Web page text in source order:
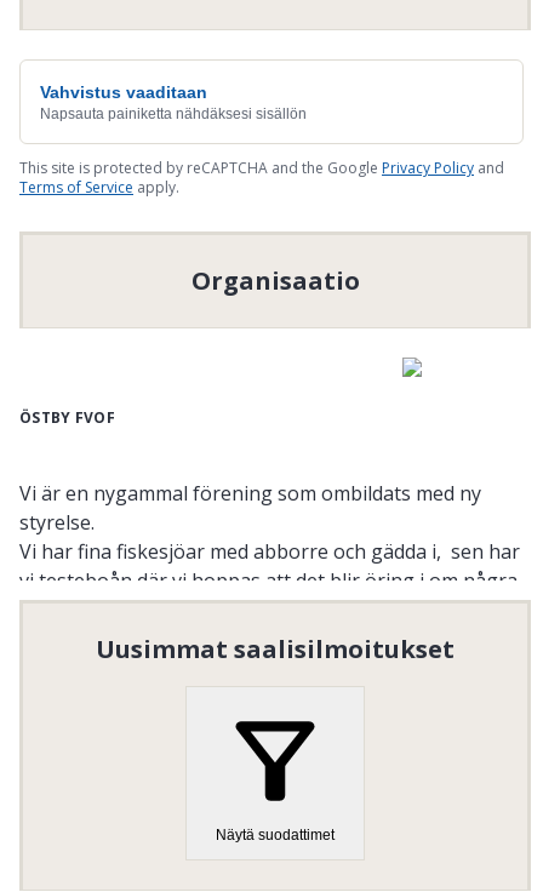
Vahvistus vaaditaan
Napsauta painiketta nähdäksesi sisällön
This site is protected by reCAPTCHA and the Google Privacy Policy and
Terms of Service apply.
Organisaatio
ÖSTBY FVOF
Vi är en nygammal förening som ombildats med ny
styrelse.
Vi har fina fiskesjöar med abborre och gädda i, sen har
vi testeboån där vi hoppas att det blir öring i om några
år.
Ny båtiläggningsplats vid kolforsens badplats är nu
klar och vidare några nya bryggor på sikt .
Uusimmat saalisilmoitukset
Näytä suodattimet